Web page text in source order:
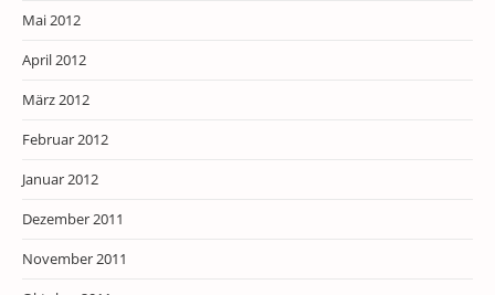
Mai 2012
April 2012
März 2012
Februar 2012
Januar 2012
Dezember 2011
November 2011